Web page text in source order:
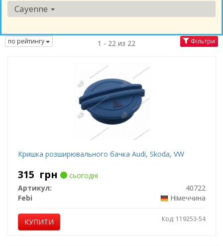
Cayenne
по рейтингу 1 - 22 из 22 Фільтри
Кришка розширювального бачка Audi, Skoda, VW
315 грн
сьогодні
Артикул:
40722
Febi
Німеччина
КУПИТИ Код: 119253-54